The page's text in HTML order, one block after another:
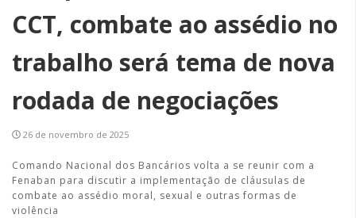
CCT, combate ao assédio no
trabalho será tema de nova
rodada de negociações
26 de novembro de 2025
Comando Nacional dos Bancários volta a se reunir com a
Fenaban para discutir a implementação de cláusulas de
combate ao assédio moral, sexual e outras formas de
violência